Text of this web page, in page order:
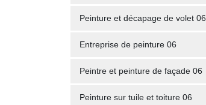
Peinture et décapage de volet 06
Entreprise de peinture 06
Peintre et peinture de façade 06
Peinture sur tuile et toiture 06